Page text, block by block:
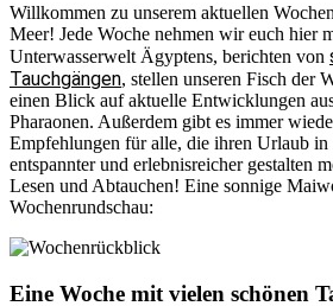
Willkommen zu unserem aktuellen
Meer! Jede Woche nehmen wir euch hier
Unterwasserwelt Ägyptens, berichten von
Tauchgängen, stellen unseren Fisch der
einen Blick auf aktuelle Entwicklungen
Pharaonen. Außerdem gibt es immer
Empfehlungen für alle, die ihren Urlaub
entspannter und erlebnisreicher gestalten
Lesen und Abtauchen! Eine sonnige
Wochenrundschau:
Eine Woche mit vielen schönen